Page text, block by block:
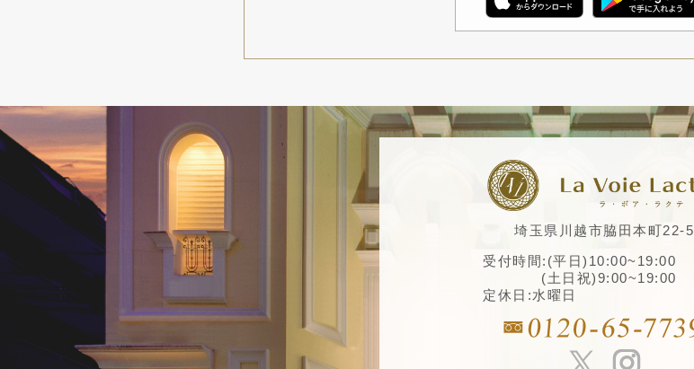
埼玉県川越市脇田本町22-5
受付時間:(平日)10:00~19:00
(土日祝)9:00~19:00
定休日:水曜日